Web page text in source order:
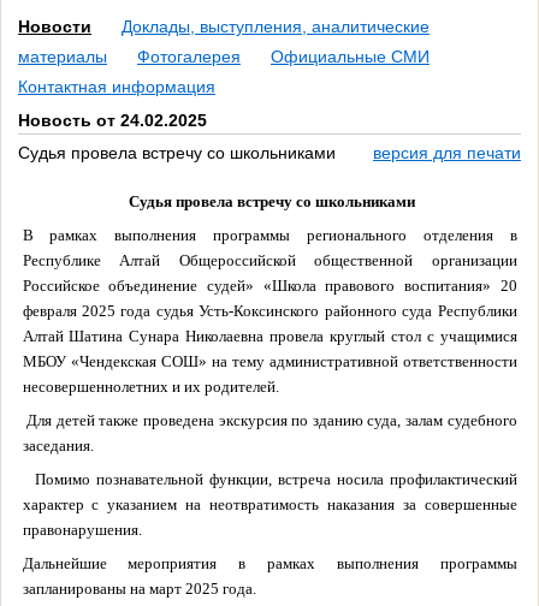
Новости
Доклады, выступления, аналитические
материалы
Фотогалерея
Официальные СМИ
Контактная информация
Новость от 24.02.2025
Судья провела встречу со школьниками
версия для печати
Судья провела встречу со школьниками
В рамках выполнения программы регионального отделения в
Республике Алтай Общероссийской общественной организации
Российское объединение судей» «Школа правового воспитания» 20
февраля 2025 года судья Усть-Коксинского районного суда Республики
Алтай Шатина Сунара Николаевна провела круглый стол с учащимися
МБОУ «Чендекская СОШ» на тему административной ответственности
несовершеннолетних и их родителей.
Для детей также проведена экскурсия по зданию суда, залам судебного
заседания.
Помимо познавательной функции, встреча носила профилактический
характер с указанием на неотвратимость наказания за совершенные
правонарушения.
Дальнейшие мероприятия в рамках выполнения программы
запланированы на март 2025 года.